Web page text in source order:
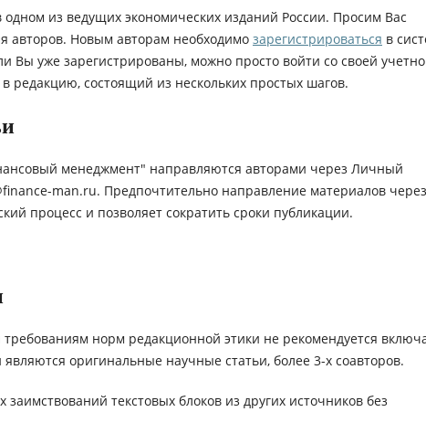
из ведущих экономических изданий России. Просим Вас
авторов. Новым авторам необходимо зарегистрироваться в
Вы уже зарегистрированы, можно просто войти со своей
редакцию, состоящий из нескольких простых шагов.
менеджмент" направляются авторами через Личный
man.ru. Предпочтительно направление материалов через
процесс и позволяет сократить сроки публикации.
норм редакционной этики не рекомендуется
оригинальные научные статьи, более 3-х соавторов.
текстовых блоков из других источников без